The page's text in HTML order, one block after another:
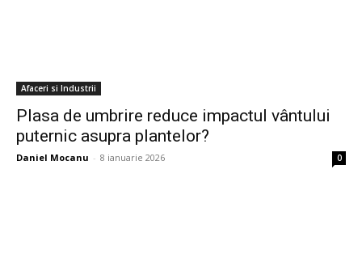
Afaceri si Industrii
Plasa de umbrire reduce impactul vântului
puternic asupra plantelor?
Daniel Mocanu - 8 ianuarie 2026 0